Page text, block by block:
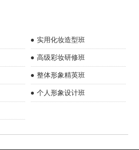
实用化妆造型班
高级彩妆研修班
整体形象精英班
个人形象设计班